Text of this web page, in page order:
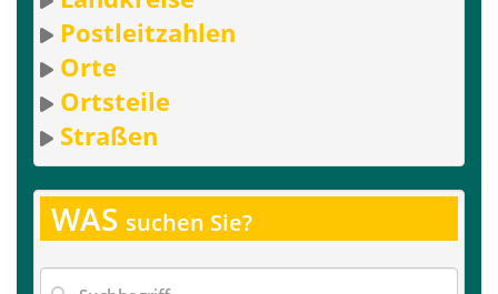
Postleitzahlen
Orte
Ortsteile
Straßen
WAS suchen Sie?